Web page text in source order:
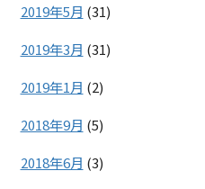
2019年5月 (31)
2019年3月 (31)
2019年1月 (2)
2018年9月 (5)
2018年6月 (3)